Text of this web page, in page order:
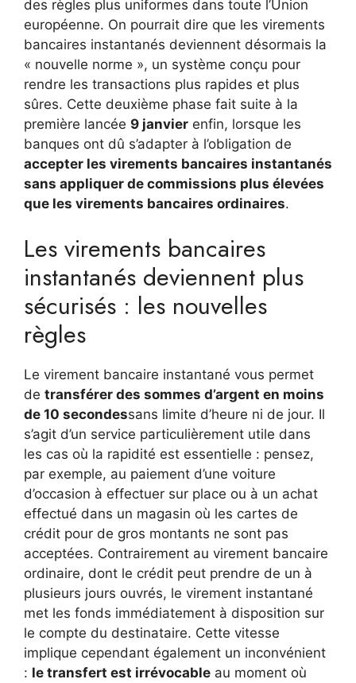
des règles plus uniformes dans toute l’Union
européenne. On pourrait dire que les virements
bancaires instantanés deviennent désormais la
« nouvelle norme », un système conçu pour
rendre les transactions plus rapides et plus
sûres. Cette deuxième phase fait suite à la
première lancée 9 janvier enfin, lorsque les
banques ont dû s’adapter à l’obligation de
accepter les virements bancaires instantanés
sans appliquer de commissions plus élevées
que les virements bancaires ordinaires.
Les virements bancaires
instantanés deviennent plus
sécurisés : les nouvelles
règles
Le virement bancaire instantané vous permet
de transférer des sommes d’argent en moins
de 10 secondessans limite d’heure ni de jour. Il
s’agit d’un service particulièrement utile dans
les cas où la rapidité est essentielle : pensez,
par exemple, au paiement d’une voiture
d’occasion à effectuer sur place ou à un achat
effectué dans un magasin où les cartes de
crédit pour de gros montants ne sont pas
acceptées. Contrairement au virement bancaire
ordinaire, dont le crédit peut prendre de un à
plusieurs jours ouvrés, le virement instantané
met les fonds immédiatement à disposition sur
le compte du destinataire. Cette vitesse
implique cependant également un inconvénient
: le transfert est irrévocable au moment où